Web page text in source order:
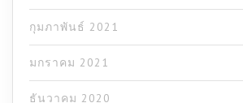
กุมภาพันธ์ 2021
มกราคม 2021
ธันวาคม 2020